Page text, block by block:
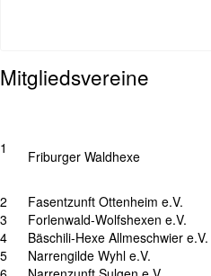
Mitgliedsvereine
1 Friburger Waldhexe
2 Fasentzunft Ottenheim e.V.
3
Forlenwald-Wolfshexen e.V.
4
Bäschili-Hexe Allmeschwier e.V.
5
Narrengilde Wyhl e.V.